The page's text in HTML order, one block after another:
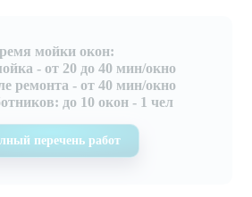
мойки окон:
- от 20 до 40 мин/окно
ремонта - от 40 мин/окно
до 10 окон - 1 чел
перечень работ